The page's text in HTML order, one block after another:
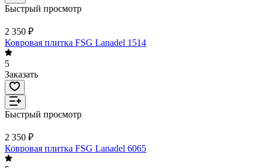
Быстрый просмотр
2 350 ₽
Ковровая плитка FSG Lanadel 1514
5
Заказать
Быстрый просмотр
2 350 ₽
Ковровая плитка FSG Lanadel 6065